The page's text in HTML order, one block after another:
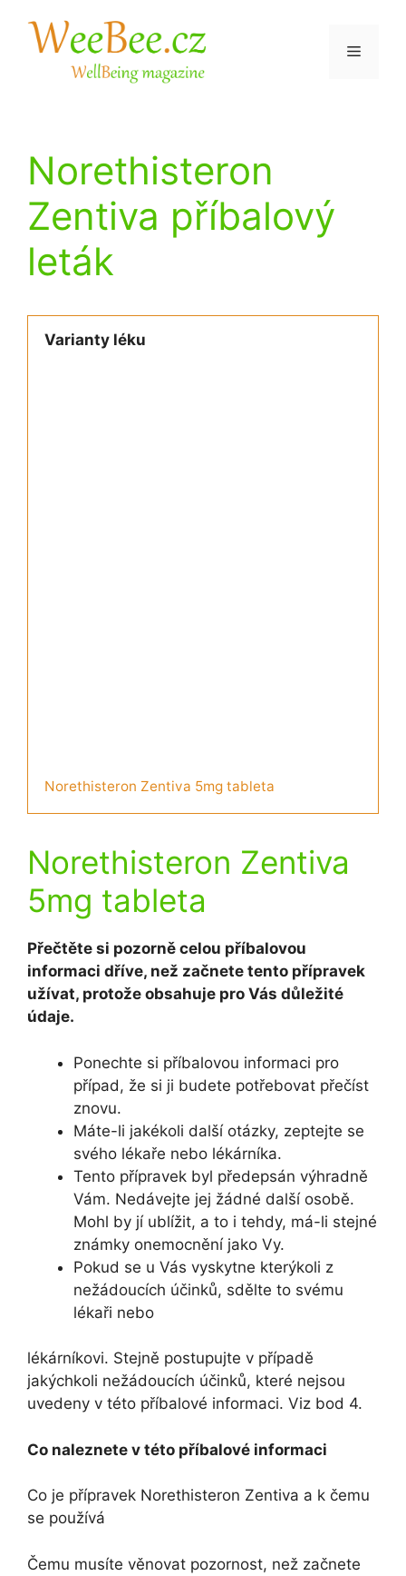
obsah
Menu
Norethisteron
Zentiva příbalový
leták
Varianty léku
Norethisteron Zentiva 5mg tableta
Norethisteron Zentiva
5mg tableta
Přečtěte si pozorně celou příbalovou
informaci dříve, než začnete tento přípravek
užívat, protože obsahuje pro Vás důležité
údaje.
Ponechte si příbalovou informaci pro
případ, že si ji budete potřebovat přečíst
znovu.
Máte-li jakékoli další otázky, zeptejte se
svého lékaře nebo lékárníka.
Tento přípravek byl předepsán výhradně
Vám. Nedávejte jej žádné další osobě.
Mohl by jí ublížit, a to i tehdy, má-li stejné
známky onemocnění jako Vy.
Pokud se u Vás vyskytne kterýkoli z
nežádoucích účinků, sdělte to svému
lékaři nebo
lékárníkovi. Stejně postupujte v případě
jakýchkoli nežádoucích účinků, které nejsou
uvedeny v této příbalové informaci. Viz bod 4.
Co naleznete v této příbalové informaci
Co je přípravek Norethisteron Zentiva a k čemu
se používá
Čemu musíte věnovat pozornost, než začnete